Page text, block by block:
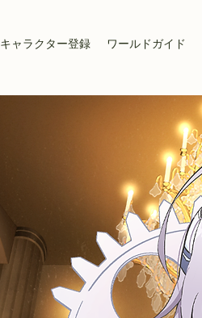
キャラクター登録 ワールドガイド